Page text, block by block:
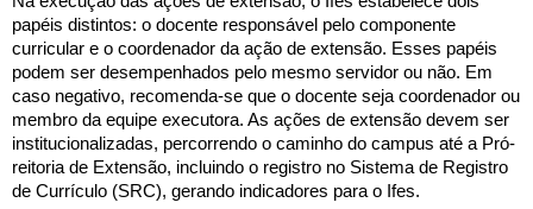
papéis distintos: o docente responsável pelo componente
curricular e o coordenador da ação de extensão. Esses papéis
podem ser desempenhados pelo mesmo servidor ou não. Em
caso negativo, recomenda-se que o docente seja coordenador ou
membro da equipe executora. As ações de extensão devem ser
institucionalizadas, percorrendo o caminho do campus até a Pró-
reitoria de Extensão, incluindo o registro no Sistema de Registro
de Currículo (SRC), gerando indicadores para o Ifes.